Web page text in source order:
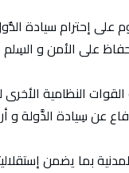
على إحترام سيادة
على الأمن و السِلم
القوات النظامية
عن سِيادة الدَّولة و